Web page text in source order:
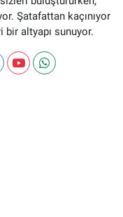
Şatafattan kaçınıyor
altyapı sunuyor.